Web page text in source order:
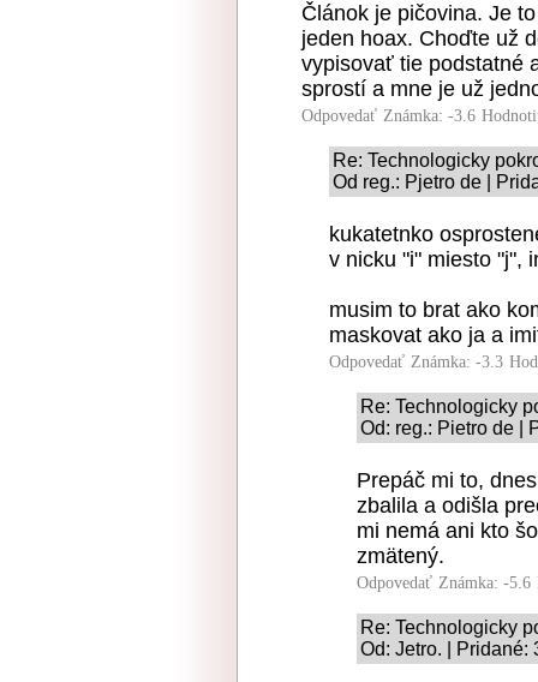
Článok je pičovina. Je
jeden hoax. Choďte už
vypisovať tie podstatné
sprostí a mne je už
Odpovedať Známka: -3.6
Re: Technologicky
Od reg.: Pjetro de |
kukatetnko
v nicku "i" miesto "j",
musim to brat ako
maskovat ako ja a
Odpovedať Známka: -3.3
Re: Technologicky
Od: reg.: Pietro de |
Prepáč mi to,
zbalila a odišla
mi nemá ani kto
zmätený.
Odpovedať Známka: -5.6
Re: Technologicky
Od: Jetro. | Pridané: